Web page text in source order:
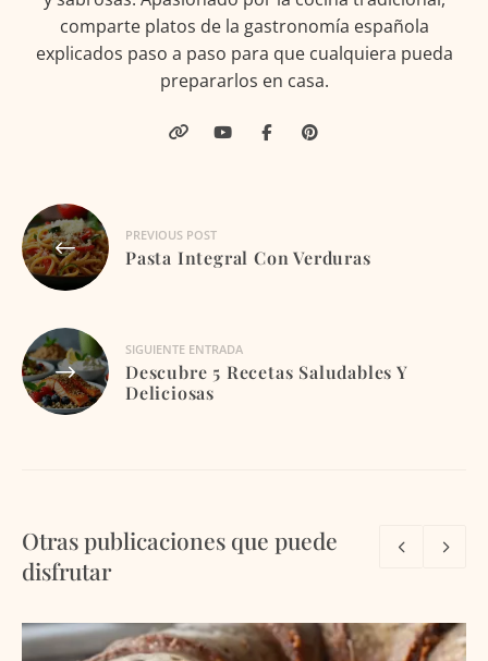
comparte platos de la gastronomía española
explicados paso a paso para que cualquiera pueda
prepararlos en casa.
Navegación
de
entradas
PREVIOUS POST
Pasta Integral Con Verduras
SIGUIENTE ENTRADA
Descubre 5 Recetas Saludables Y
Deliciosas
Otras publicaciones que puede
disfrutar